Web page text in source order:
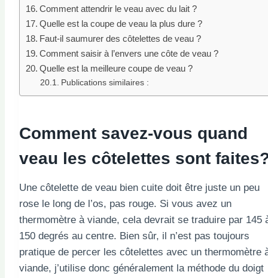
Comment attendrir le veau avec du lait ?
Quelle est la coupe de veau la plus dure ?
Faut-il saumurer des côtelettes de veau ?
Comment saisir à l’envers une côte de veau ?
Quelle est la meilleure coupe de veau ?
Publications similaires :
Comment savez-vous quand
veau les côtelettes sont
Une côtelette de veau bien cuite doit être juste un peu
rose le long de l’os, pas rouge. Si vous avez un
thermomètre à viande, cela devrait se traduire par 145
150 degrés au centre. Bien sûr, il n’est pas toujours
pratique de percer les côtelettes avec un thermomètre
viande, j’utilise donc généralement la méthode du doigt